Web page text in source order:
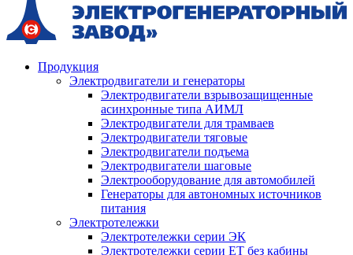
Продукция
Электродвигатели и генераторы
Электродвигатели взрывозащищенные
асинхронные типа АИМЛ
Электродвигатели для трамваев
Электродвигатели тяговые
Электродвигатели подъема
Электродвигатели шаговые
Электрооборудование для автомобилей
Генераторы для автономных источников
питания
Электротележки
Электротележки серии ЭК
Электротележки серии ЕТ без кабины